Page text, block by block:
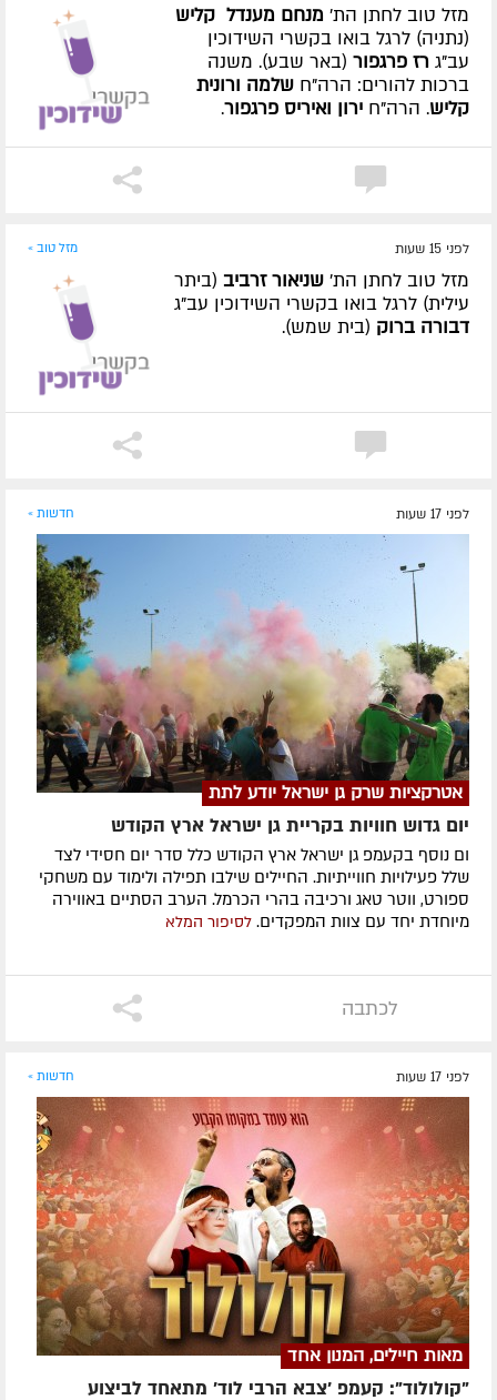
מזל טוב לחתן הת' מנחם מענדל קליש
(נתניה) לרגל בואו בקשרי השידוכין
עב"ג רז פרגפור (באר שבע). משנה
ברכות להורים: הרה"ח שלמה ורונית
קליש. הרה"ח ירון ואיריס פרגפור.
לפני 15 שעות מזל טוב »
מזל טוב לחתן הת' שניאור זרביב (ביתר
עילית) לרגל בואו בקשרי השידוכין עב"ג
דבורה ברוק (בית שמש).
לפני 17 שעות חדשות »
אטרקציות שרק גן ישראל יודע לתת
יום גדוש חוויות בקריית גן ישראל ארץ הקודש
ום נוסף בקעמפ גן ישראל ארץ הקודש כלל סדר יום חסידי לצד
שלל פעילויות חווייתיות. החיילים שילבו תפילה ולימוד עם משחקי
ספורט, ווטר טאג ורכיבה בהרי הכרמל. הערב הסתיים באווירה
מיוחדת יחד עם צוות המפקדים. לסיפור המלא
לכתבה
לפני 17 שעות חדשות »
מאות חיילים, המנון אחד
"קולולוד": קעמפ 'צבא הרבי לוד' מתאחד לביצוע